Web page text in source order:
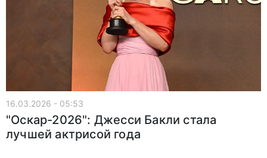
16.03.2026 - 05:53
"Оскар-2026": Джесси Бакли стала
лучшей актрисой года